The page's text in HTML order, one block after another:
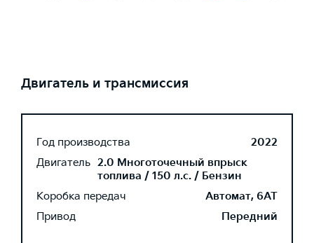
Двигатель и трансмиссия
Год производства
2022
Двигатель 2.0 Многоточечный впрыск
топлива / 150 л.с. / Бензин
Коробка передач
Автомат, 6AT
Привод
Передний